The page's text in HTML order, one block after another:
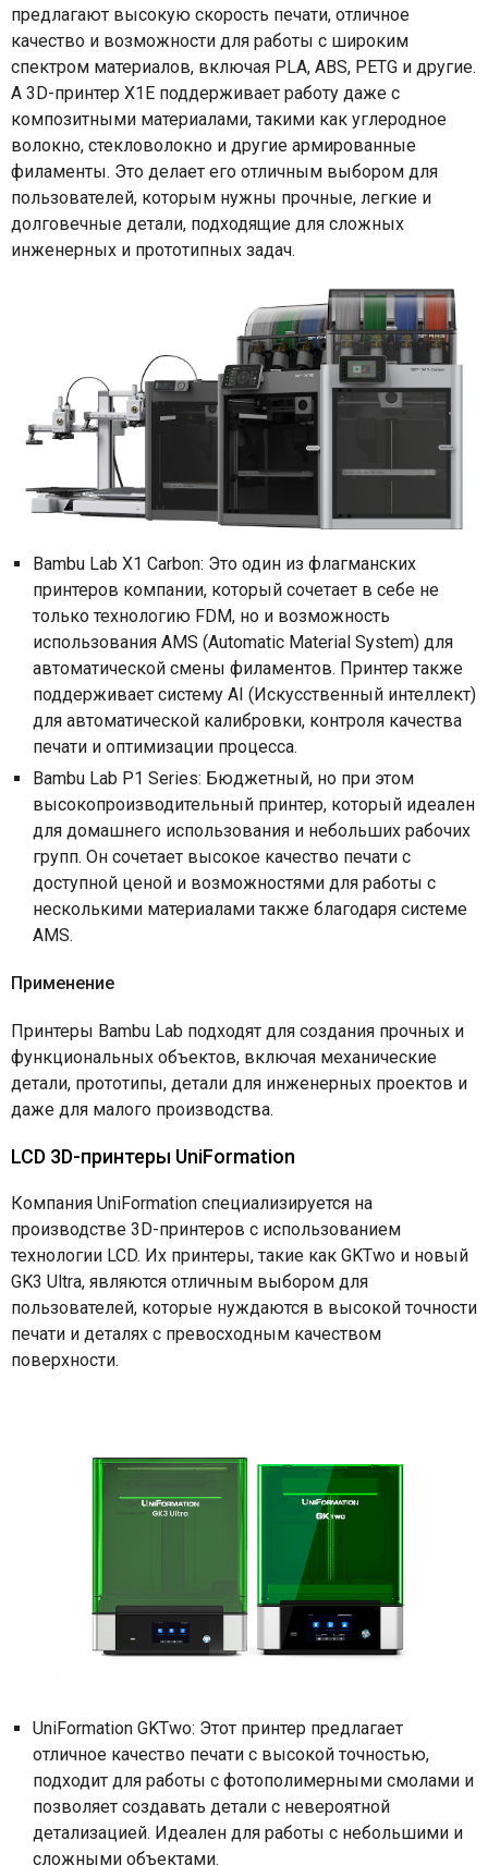
предлагают высокую скорость печати, отличное
качество и возможности для работы с широким
спектром материалов, включая PLA, ABS, PETG и другие.
А 3D-принтер X1E поддерживает работу даже с
композитными материалами, такими как углеродное
волокно, стекловолокно и другие армированные
филаменты. Это делает его отличным выбором для
пользователей, которым нужны прочные, легкие и
долговечные детали, подходящие для сложных
инженерных и прототипных задач.
Bambu Lab X1 Carbon: Это один из флагманских
принтеров компании, который сочетает в себе не
только технологию FDM, но и возможность
использования AMS (Automatic Material System) для
автоматической смены филаментов. Принтер также
поддерживает систему AI (Искусственный интеллект)
для автоматической калибровки, контроля качества
печати и оптимизации процесса.
Bambu Lab P1 Series: Бюджетный, но при этом
высокопроизводительный принтер, который идеален
для домашнего использования и небольших рабочих
групп. Он сочетает высокое качество печати с
доступной ценой и возможностями для работы с
несколькими материалами также благодаря системе
AMS.
Применение
Принтеры Bambu Lab подходят для создания прочных и
функциональных объектов, включая механические
детали, прототипы, детали для инженерных проектов и
даже для малого производства.
LCD 3D-принтеры UniFormation
Компания UniFormation специализируется на
производстве 3D-принтеров с использованием
технологии LCD. Их принтеры, такие как GKTwo и новый
GK3 Ultra, являются отличным выбором для
пользователей, которые нуждаются в высокой точности
печати и деталях с превосходным качеством
поверхности.
UniFormation GKTwo: Этот принтер предлагает
отличное качество печати с высокой точностью,
подходит для работы с фотополимерными смолами и
позволяет создавать детали с невероятной
детализацией. Идеален для работы с небольшими и
сложными объектами.